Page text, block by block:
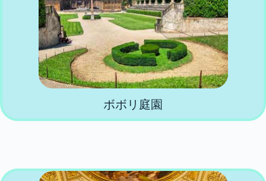
ボボリ庭園